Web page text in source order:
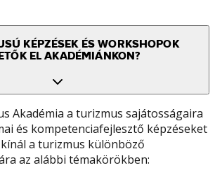
KÉPZÉSEK ÉS WORKSHOPOK
EL AKADÉMIÁNKON?
Akadémia a turizmus sajátosságaira
és kompetenciafejlesztő képzéseket
a turizmus különböző
az alábbi témakörökben: